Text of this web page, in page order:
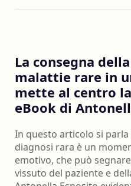
La consegna
malattie rare in
mette al centro
eBook di
In questo articolo si parla
diagnosi rara è un
emotivo, che può
vissuto del paziente e